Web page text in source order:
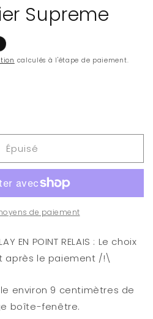
Supreme
calculés à l'étape de paiement.
Épuisé
de paiement
EN POINT RELAIS : Le choix
après le paiement /!\
environ 9 centimètres de
boîte-fenêtre.